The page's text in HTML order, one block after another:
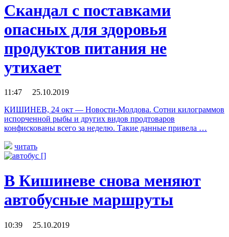
Скандал с поставками
опасных для здоровья
продуктов питания не
утихает
11:47 25.10.2019
КИШИНЕВ, 24 окт — Новости-Молдова. Сотни килограммов
испорченной рыбы и других видов продтоваров
конфискованы всего за неделю. Такие данные привела …
читать
В Кишиневе снова меняют
автобусные маршруты
10:39 25.10.2019